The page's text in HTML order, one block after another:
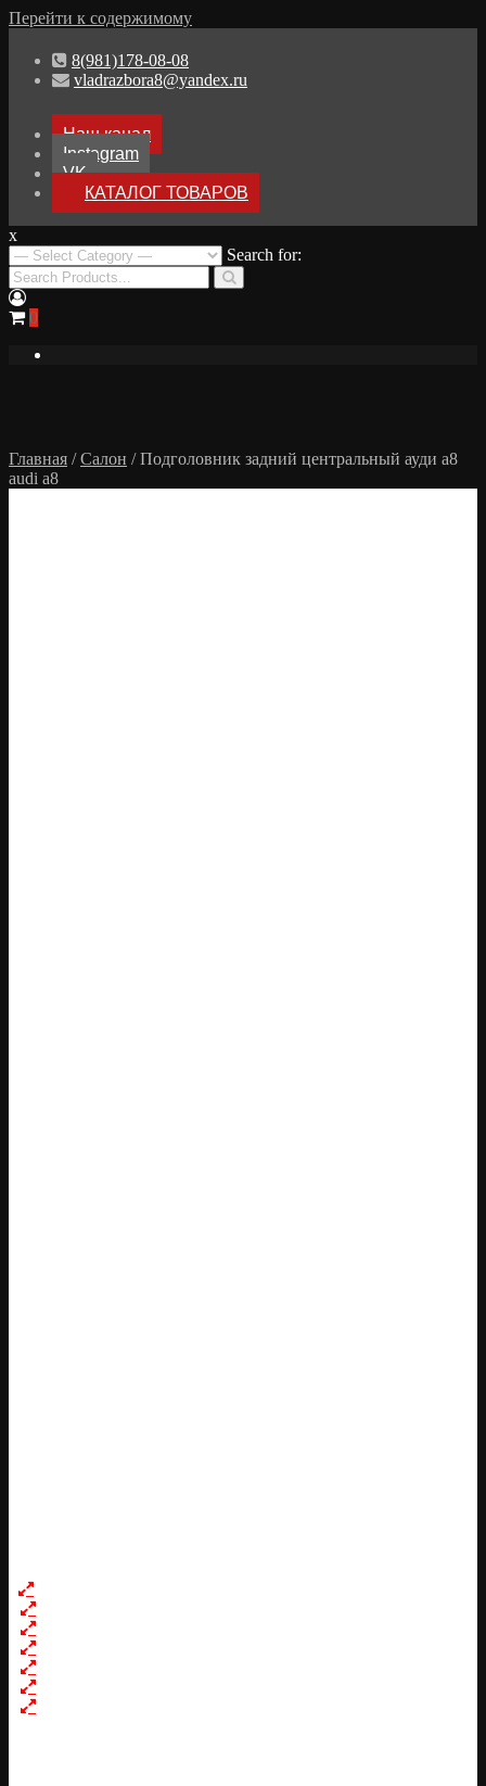
Перейти к содержимому
8(981)178-08-08
vladrazbora8@yandex.ru
Наш канал
Instagram
VK
КАТАЛОГ ТОВАРОВ
Разбор Ауди А8
Разборка Audi A8 D3
x
Search for:
0
Главная /Салон / Подголовник задний центральный ауди а8
audi a8